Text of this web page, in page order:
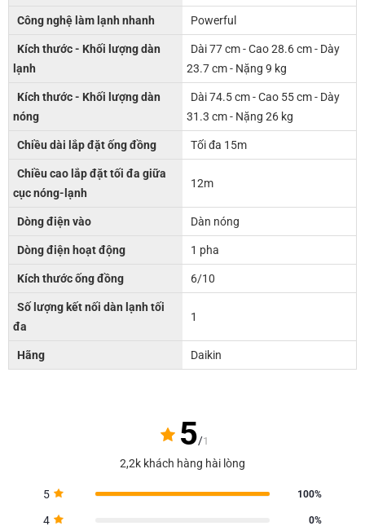
Công nghệ làm lạnh nhanh Powerful
Kích thước - Khối lượng dàn
lạnh
Dài 77 cm - Cao 28.6 cm - Dày
23.7 cm - Nặng 9 kg
Kích thước - Khối lượng dàn
nóng
Dài 74.5 cm - Cao 55 cm - Dày
31.3 cm - Nặng 26 kg
Chiều dài lắp đặt ống đồng Tối đa 15m
Chiều cao lắp đặt tối đa giữa
cục nóng-lạnh
12m
Dòng điện vào Dàn nóng
Dòng điện hoạt động 1 pha
Kích thước ống đồng 6/10
Số lượng kết nối dàn lạnh tối
đa
1
Hãng Daikin
5/1
2,2k khách hàng hài lòng
5 100%
4 0%